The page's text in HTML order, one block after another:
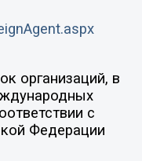
организаций, в
с
Федерации